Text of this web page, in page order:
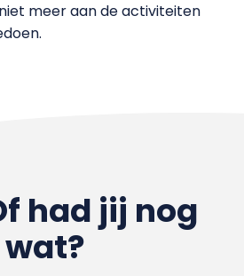
meer aan de activiteiten
had jij nog
wat?